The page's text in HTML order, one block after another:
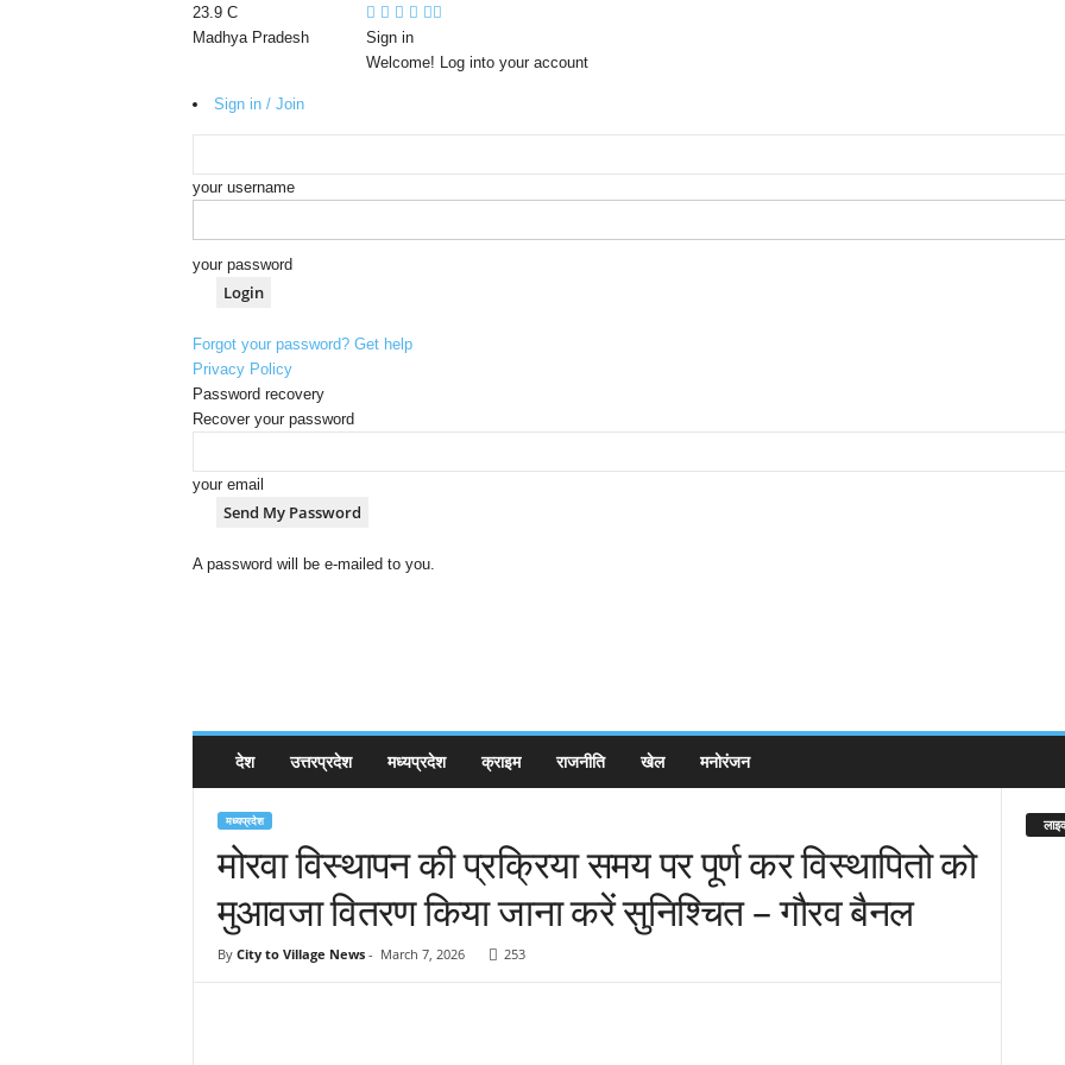
23.9 C
Madhya Pradesh
Sign in / Join
Sign in
Welcome! Log into your account
your username
your password
Forgot your password? Get help
Privacy Policy
Password recovery
Recover your password
your email
A password will be e-mailed to you.
देश उत्तरप्रदेश मध्यप्रदेश क्राइम राजनीति खेल मनोरंजन
मध्यप्रदेश
मोरवा विस्थापन की प्रक्रिया समय पर पूर्ण कर विस्थापितो को
मुआवजा वितरण किया जाना करें सुनिश्चित – गौरव बैनल
By City to Village News- March 7, 2026 253